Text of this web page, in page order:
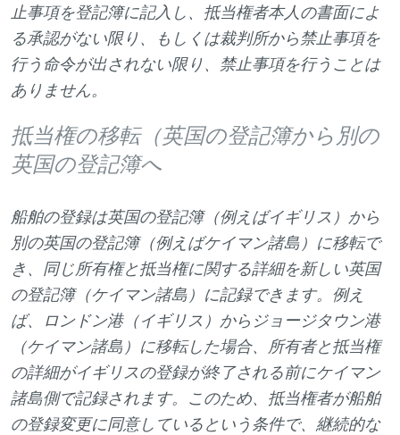
止事項を登記簿に記入し、抵当権者本人の書面によ
る承認がない限り、もしくは裁判所から禁止事項を
行う命令が出されない限り、禁止事項を行うことは
ありません。
抵当権の移転（英国の登記簿から別の
英国の登記簿へ
船舶の登録は英国の登記簿（例えばイギリス）から
別の英国の登記簿（例えばケイマン諸島）に移転で
き、同じ所有権と抵当権に関する詳細を新しい英国
の登記簿（ケイマン諸島）に記録できます。例え
ば、ロンドン港（イギリス）からジョージタウン港
（ケイマン諸島）に移転した場合、所有者と抵当権
の詳細がイギリスの登録が終了される前にケイマン
諸島側で記録されます。このため、抵当権者が船舶
の登録変更に同意しているという条件で、継続的な